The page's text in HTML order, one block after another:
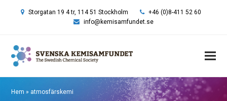
Storgatan 19 4 tr, 114 51 Stockholm
+46 (0)8-411 52 60
info@kemisamfundet.se
Hem » atmosfärskemi